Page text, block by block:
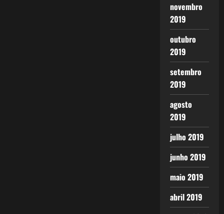
novembro
2019
outubro
2019
setembro
2019
agosto
2019
julho 2019
junho 2019
maio 2019
abril 2019